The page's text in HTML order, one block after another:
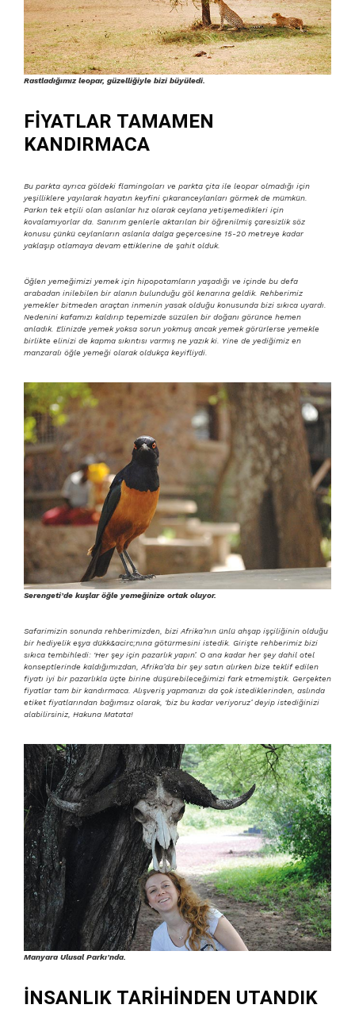
Rastladığımız leopar, güzelliğiyle bizi büyüledi.
FİYATLAR TAMAMEN
KANDIRMACA
Bu parkta ayrıca göldeki flamingoları ve parkta çita ile leopar olmadığı için
yeşilliklere yayılarak hayatın keyfini çıkaranceylanları görmek de mümkün.
Parkın tek etçili olan aslanlar hız olarak ceylana yetişemedikleri için
kovalamıyorlar da. Sanırım genlerle aktarılan bir öğrenilmiş çaresizlik söz
konusu çünkü ceylanların aslanla dalga geçercesine 15-20 metreye kadar
yaklaşıp otlamaya devam ettiklerine de şahit olduk.
Öğlen yemeğimizi yemek için hipopotamların yaşadığı ve içinde bu defa
arabadan inilebilen bir alanın bulunduğu göl kenarına geldik. Rehberimiz
yemekler bitmeden araçtan inmenin yasak olduğu konusunda bizi sıkıca uyardı.
Nedenini kafamızı kaldırıp tepemizde süzülen bir doğanı görünce hemen
anladık. Elinizde yemek yoksa sorun yokmuş ancak yemek görürlerse yemekle
birlikte elinizi de kapma sıkıntısı varmış ne yazık ki. Yine de yediğimiz en
manzaralı öğle yemeği olarak oldukça keyifliydi.
Serengeti’de kuşlar öğle yemeğinize ortak oluyor.
Safarimizin sonunda rehberimizden, bizi Afrika’nın ünlü ahşap işçiliğinin olduğu
bir hediyelik eşya dükk&acirc;nına götürmesini istedik. Girişte rehberimiz bizi
sıkıca tembihledi: ‘Her şey için pazarlık yapın’. O ana kadar her şey dahil otel
konseptlerinde kaldığımızdan, Afrika’da bir şey satın alırken bize teklif edilen
fiyatı iyi bir pazarlıkla üçte birine düşürebileceğimizi fark etmemiştik. Gerçekten
fiyatlar tam bir kandırmaca. Alışveriş yapmanızı da çok istediklerinden, aslında
etiket fiyatlarından bağımsız olarak, ‘biz bu kadar veriyoruz’ deyip istediğinizi
alabilirsiniz, Hakuna Matata!
Manyara Ulusal Parkı’nda.
İNSANLIK TARİHİNDEN UTANDIK